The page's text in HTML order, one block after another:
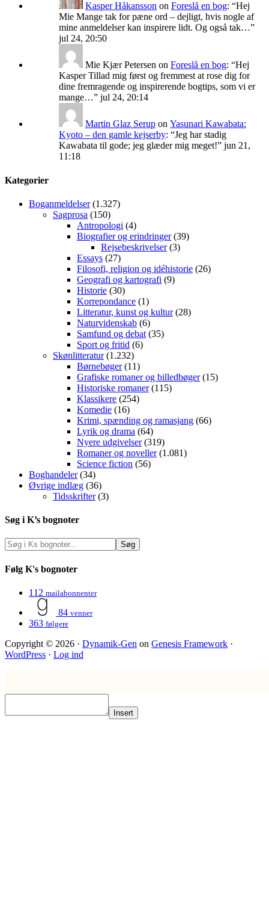
Kasper Håkansson on Foreslå en bog: “Hej
Mie Mange tak for pæne ord – dejligt, hvis nogle af
mine anmeldelser kan inspirere lidt. Og også tak…”
jul 24, 20:50
Mie Kjær Petersen on Foreslå en bog: “Hej
Kasper Tillad mig først og fremmest at rose dig for
dine fremragende og inspirerende bogtips, som vi er
mange…” jul 24, 20:14
Martin Glaz Serup on Yasunari Kawabata:
Kyoto – den gamle kejserby: “Jeg har stadig
Kawabata til gode; jeg glæder mig meget!” jun 21,
11:18
Kategorier
Boganmeldelser(1.327)
Sagprosa (150)
Antropologi (4)
Biografier og erindringer(39)
Rejsebeskrivelser(3)
Essays (27)
Filosofi, religion og idéhistorie (26)
Geografi og kartografi (9)
Historie (30)
Korrepondance (1)
Litteratur, kunst og kultur(28)
Naturvidenskab (6)
Samfund og debat (35)
Sport og fritid (6)
Skønlitteratur(1.232)
Børnebøger(11)
Grafiske romaner og billedbøger(15)
Historiske romaner(115)
Klassikere (254)
Komedie (16)
Krimi, spænding og ramasjang (66)
Lyrik og drama (64)
Nyere udgivelser(319)
Romaner og noveller(1.081)
Science fiction (56)
Boghandeler(34)
Øvrige indlæg (36)
Tidsskrifter(3)
Søg i K’s bognoter
Følg K's bognoter
112 mailabonnenter
84 venner
363 følgere
Copyright © 2026 · Dynamik-Gen on Genesis Framework ·
WordPress · Log ind
Insert